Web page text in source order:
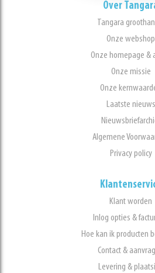
Over
Tangara
Onze webshop
Onze homepage &
Onze missie
Onze
Laatste nieuws
Algemene
Privacy policy
Klant worden
Inlog opties &
Hoe kan ik producten
Contact &
Levering &